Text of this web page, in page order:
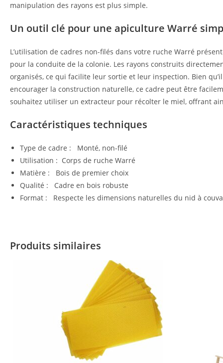
manipulation des rayons est plus simple.
Un outil clé pour une apiculture Warré
L’utilisation de cadres non-filés dans votre ruche Warré
pour la conduite de la colonie. Les rayons construits
organisés, ce qui facilite leur sortie et leur inspection. Bien
encourager la construction naturelle, ce cadre peut être
souhaitez utiliser un extracteur pour récolter le miel, offrant
Caractéristiques techniques
Type de cadre : Monté, non-filé
Utilisation : Corps de ruche Warré
Matière : Bois de premier choix
Qualité : Cadre en bois robuste
Format : Respecte les dimensions naturelles du nid à
Produits similaires